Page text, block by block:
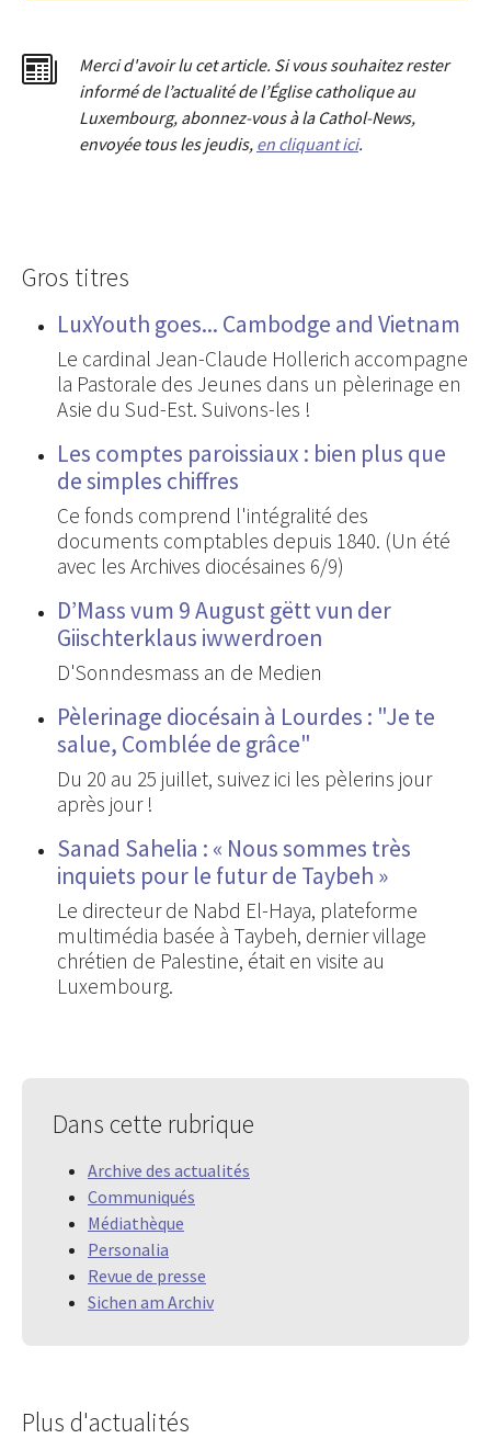
Merci d'avoir lu cet article. Si vous souhaitez rester
informé de l’actualité de l’Église catholique au
Luxembourg, abonnez-vous à la Cathol-News,
envoyée tous les jeudis, en cliquant ici.
Gros titres
LuxYouth goes... Cambodge and Vietnam
Le cardinal Jean-Claude Hollerich accompagne
la Pastorale des Jeunes dans un pèlerinage en
Asie du Sud-Est. Suivons-les !
Les comptes paroissiaux : bien plus que
de simples chiffres
Ce fonds comprend l'intégralité des
documents comptables depuis 1840. (Un été
avec les Archives diocésaines 6/9)
D’Mass vum 9 August gëtt vun der
Giischterklaus iwwerdroen
D'Sonndesmass an de Medien
Pèlerinage diocésain à Lourdes : "Je te
salue, Comblée de grâce"
Du 20 au 25 juillet, suivez ici les pèlerins jour
après jour !
Sanad Sahelia : « Nous sommes très
inquiets pour le futur de Taybeh »
Le directeur de Nabd El-Haya, plateforme
multimédia basée à Taybeh, dernier village
chrétien de Palestine, était en visite au
Luxembourg.
Dans cette rubrique
Archive des actualités
Communiqués
Médiathèque
Personalia
Revue de presse
Sichen am Archiv
Plus d'actualités